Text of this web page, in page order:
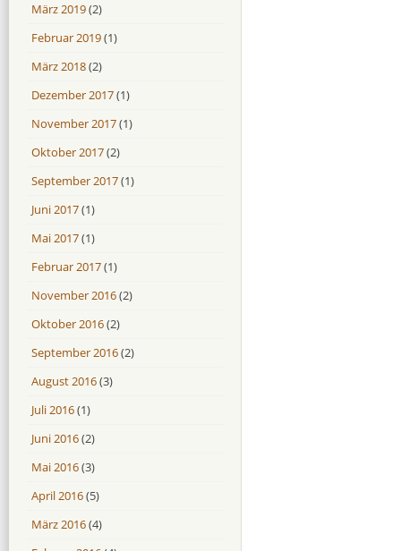
März 2019(2)
Februar 2019(1)
März 2018(2)
Dezember 2017(1)
November 2017(1)
Oktober 2017(2)
September 2017(1)
Juni 2017(1)
Mai 2017(1)
Februar 2017(1)
November 2016(2)
Oktober 2016(2)
September 2016(2)
August 2016(3)
Juli 2016(1)
Juni 2016(2)
Mai 2016(3)
April 2016(5)
März 2016(4)